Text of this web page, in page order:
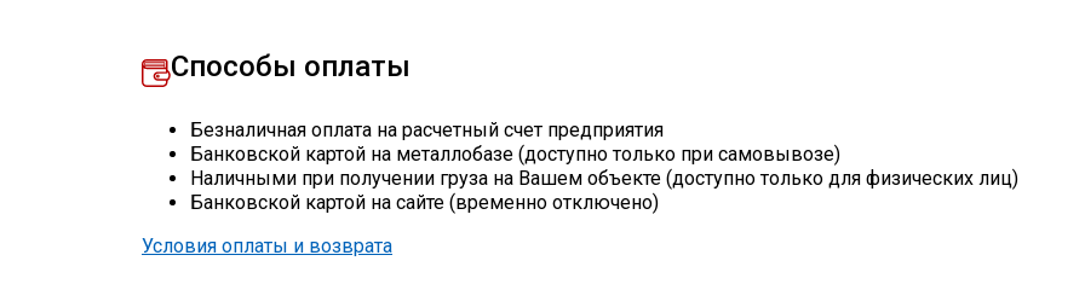
Способы оплаты
Безналичная оплата на расчетный счет предприятия
Банковской картой на металлобазе (доступно только при самовывозе)
Наличными при получении груза на Вашем объекте (доступно только для физических лиц)
Банковской картой на сайте (временно отключено)
Условия оплаты и возврата